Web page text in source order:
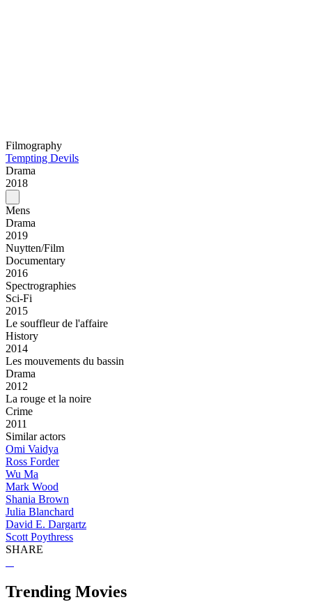
Filmography
Tempting Devils
Drama
2018
Mens
Drama
2019
Nuytten/Film
Documentary
2016
Spectrographies
Sci-Fi
2015
Le souffleur de l'affaire
History
2014
Les mouvements du bassin
Drama
2012
La rouge et la noire
Crime
2011
Similar actors
Omi Vaidya
Ross Forder
Wu Ma
Mark Wood
Shania Brown
Julia Blanchard
David E. Dargartz
Scott Poythress
SHARE
Trending Movies